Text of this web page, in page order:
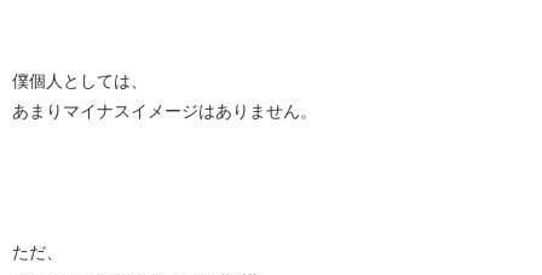
僕個人としては、
あまりマイナスイメージはありません。
ただ、